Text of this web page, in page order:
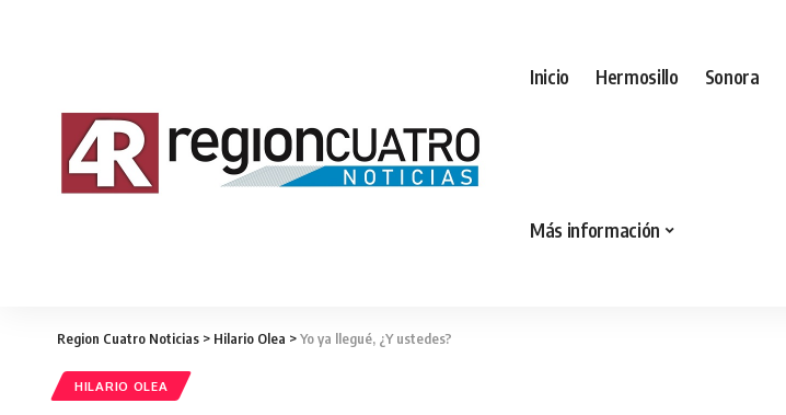
Inicio Hermosillo Sonora
Más información
Region Cuatro Noticias > Hilario Olea >Yo ya llegué, ¿Y ustedes?
HILARIO OLEA